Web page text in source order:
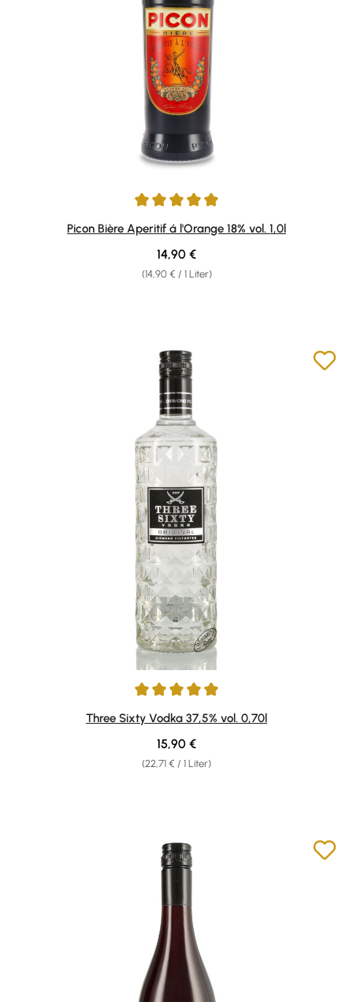
Durchschnittliche Bewertung von 5 von 5 Sternen
Picon Bière Aperitif á l'Orange 18% vol. 1,0l
(14,90 € / 1 Liter)
Regulärer Preis:
14,90 €
Durchschnittliche Bewertung von 5 von 5 Sternen
Three Sixty Vodka 37,5% vol. 0,70l
(22,71 € / 1 Liter)
Regulärer Preis:
15,90 €